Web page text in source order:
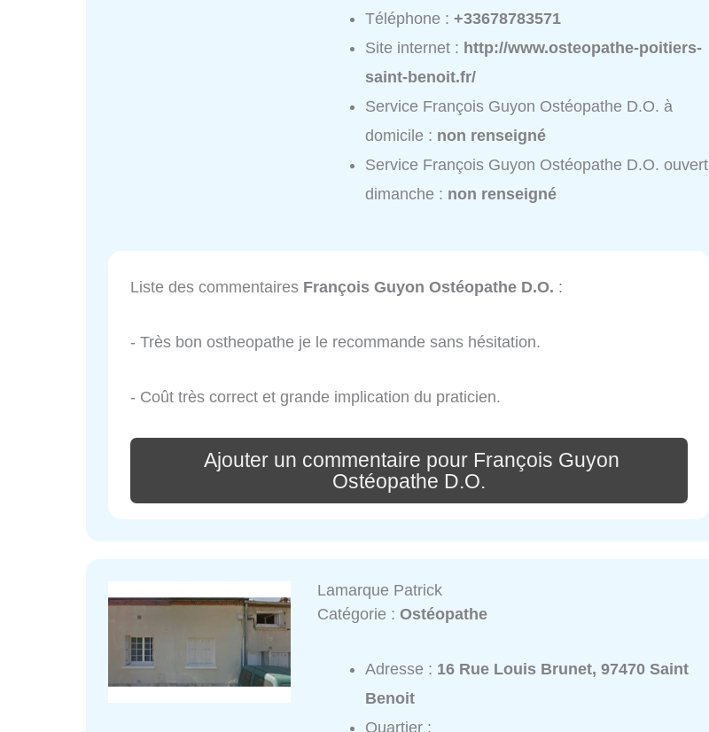
Téléphone :+33678783571
Site internet : http://www.osteopathe-poitiers-
saint-benoit.fr/
Service François Guyon Ostéopathe D.O. à
domicile : non renseigné
Service François Guyon Ostéopathe D.O. ouvert
dimanche : non renseigné
Liste des commentaires François Guyon Ostéopathe D.O. :
- Très bon ostheopathe je le recommande sans hésitation.
- Coût très correct et grande implication du praticien.
Ajouter un commentaire pour François Guyon
Ostéopathe D.O.
Lamarque Patrick
Catégorie :Ostéopathe
Adresse : 16 Rue Louis Brunet, 97470 Saint
Benoit
Quartier :